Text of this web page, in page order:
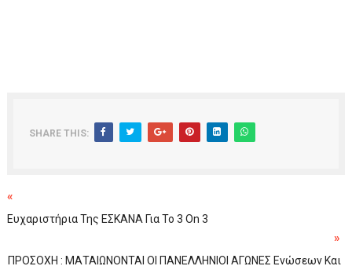
SHARE THIS:
«
Ευχαριστήρια Της ΕΣΚΑΝΑ Για Το 3 On 3
»
ΠΡΟΣΟΧΗ : ΜΑΤΑΙΩΝΟΝΤΑΙ ΟΙ ΠΑΝΕΛΛΗΝΙΟΙ ΑΓΩΝΕΣ Ενώσεων Και